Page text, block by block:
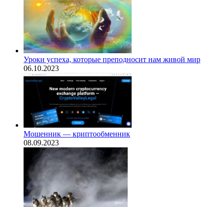
​Уроки успеха, которые преподносит нам живой мир
06.10.2023
Мошенник — криптообменник
08.09.2023